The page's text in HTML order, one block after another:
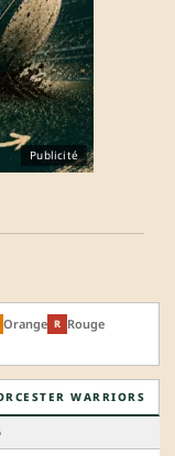
Publicité
Orange R Rouge
WARRIORS